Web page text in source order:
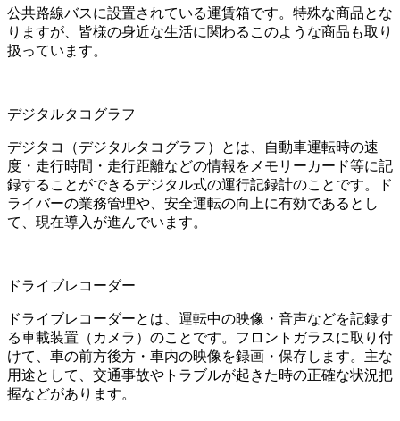
公共路線バスに設置されている運賃箱です。特殊な商品とな
りますが、皆様の身近な生活に関わるこのような商品も取り
扱っています。
デジタルタコグラフ
デジタコ（デジタルタコグラフ）とは、自動車運転時の速
度・走行時間・走行距離などの情報をメモリーカード等に記
録することができるデジタル式の運行記録計のことです。ド
ライバーの業務管理や、安全運転の向上に有効であるとし
て、現在導入が進んでいます。
ドライブレコーダー
ドライブレコーダーとは、運転中の映像・音声などを記録す
る車載装置（カメラ）のことです。フロントガラスに取り付
けて、車の前方後方・車内の映像を録画・保存します。主な
用途として、交通事故やトラブルが起きた時の正確な状況把
握などがあります。